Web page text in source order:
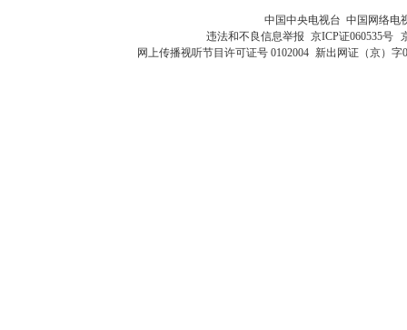
中国中央电视台 中国网络电
违法和不良信息举报 京ICP证060535号
网上传播视听节目许可证号 0102004 新出网证（京）